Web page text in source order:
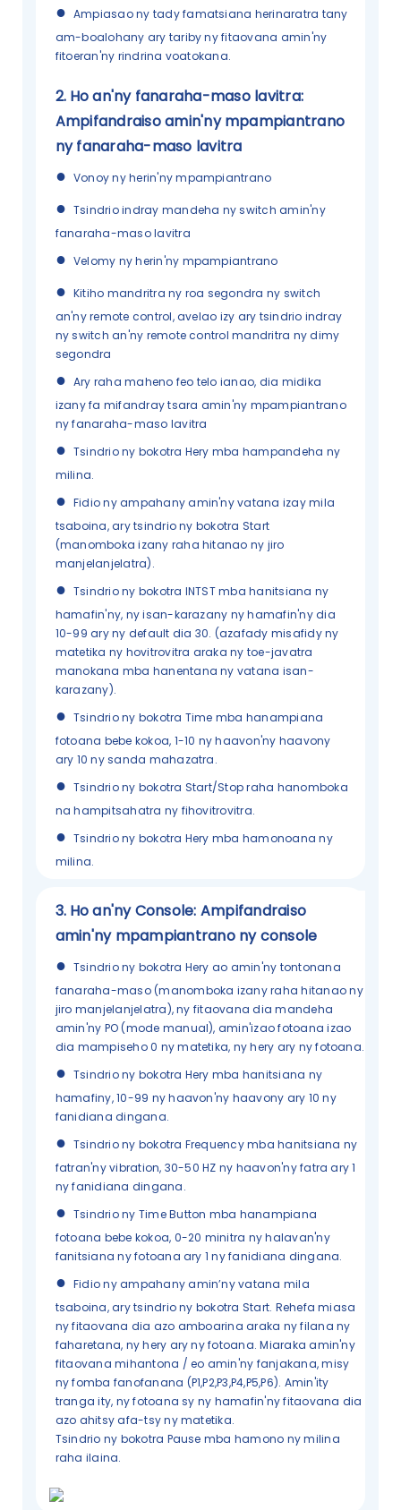
● Ampiasao ny tady famatsiana herinaratra tany
am-boalohany ary tariby ny fitaovana amin'ny
fitoeran'ny rindrina voatokana.
2. Ho an'ny fanaraha-maso lavitra:
Ampifandraiso amin'ny mpampiantrano
ny fanaraha-maso lavitra
● Vonoy ny herin'ny mpampiantrano
● Tsindrio indray mandeha ny switch amin'ny
fanaraha-maso lavitra
● Velomy ny herin'ny mpampiantrano
● Kitiho mandritra ny roa segondra ny switch
an'ny remote control, avelao izy ary tsindrio indray
ny switch an'ny remote control mandritra ny dimy
segondra
● Ary raha maheno feo telo ianao, dia midika
izany fa mifandray tsara amin'ny mpampiantrano
ny fanaraha-maso lavitra
● Tsindrio ny bokotra Hery mba hampandeha ny
milina.
● Fidio ny ampahany amin'ny vatana izay mila
tsaboina, ary tsindrio ny bokotra Start
(manomboka izany raha hitanao ny jiro
manjelanjelatra).
● Tsindrio ny bokotra INTST mba hanitsiana ny
hamafin'ny, ny isan-karazany ny hamafin'ny dia
10-99 ary ny default dia 30. (azafady misafidy ny
matetika ny hovitrovitra araka ny toe-javatra
manokana mba hanentana ny vatana isan-
karazany).
● Tsindrio ny bokotra Time mba hanampiana
fotoana bebe kokoa, 1-10 ny haavon'ny haavony
ary 10 ny sanda mahazatra.
● Tsindrio ny bokotra Start/Stop raha hanomboka
na hampitsahatra ny fihovitrovitra.
● Tsindrio ny bokotra Hery mba hamonoana ny
milina.
3. Ho an'ny Console: Ampifandraiso
amin'ny mpampiantrano ny console
● Tsindrio ny bokotra Hery ao amin'ny tontonana
fanaraha-maso (manomboka izany raha hitanao ny
jiro manjelanjelatra), ny fitaovana dia mandeha
amin'ny PO (mode manual), amin'izao fotoana izao
dia mampiseho 0 ny matetika, ny hery ary ny fotoana.
● Tsindrio ny bokotra Hery mba hanitsiana ny
hamafiny, 10-99 ny haavon'ny haavony ary 10 ny
fanidiana dingana.
● Tsindrio ny bokotra Frequency mba hanitsiana ny
fatran'ny vibration, 30-50 HZ ny haavon'ny fatra ary 1
ny fanidiana dingana.
● Tsindrio ny Time Button mba hanampiana
fotoana bebe kokoa, 0-20 minitra ny halavan'ny
fanitsiana ny fotoana ary 1 ny fanidiana dingana.
● Fidio ny ampahany amin’ny vatana mila
tsaboina, ary tsindrio ny bokotra Start. Rehefa miasa
ny fitaovana dia azo amboarina araka ny filana ny
faharetana, ny hery ary ny fotoana. Miaraka amin'ny
fitaovana mihantona / eo amin'ny fanjakana, misy
ny fomba fanofanana (P1,P2,P3,P4,P5,P6). Amin'ity
tranga ity, ny fotoana sy ny hamafin'ny fitaovana dia
azo ahitsy afa-tsy ny matetika.
Tsindrio ny bokotra Pause mba hamono ny milina
raha ilaina.